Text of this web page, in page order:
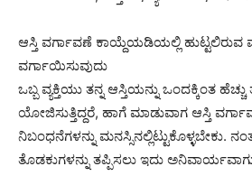
ಆಸ್ತಿ ವರ್ಗಾವಣೆ ಕಾಯ್ದೆಯಡಿಯಲ್ಲಿ ಹುಟ್ಟಲಿರುವ
ವರ್ಗಾಯಿಸುವುದು
ಒಬ್ಬ ವ್ಯಕ್ತಿಯು ತನ್ನ ಆಸ್ತಿಯನ್ನು ಒಂದಕ್ಕಿಂತ
ಯೋಜಿಸುತ್ತಿದ್ದರೆ, ಹಾಗೆ ಮಾಡುವಾಗ ಆಸ್ತಿ
ನಿಬಂಧನೆಗಳನ್ನು ಮನಸ್ಸಿನಲ್ಲಿಟ್ಟುಕೊಳ್ಳಬೇಕು.
ತೊಡಕುಗಳನ್ನು ತಪ್ಪಿಸಲು ಇದು